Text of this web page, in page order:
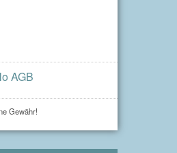
AGB
Gewähr!